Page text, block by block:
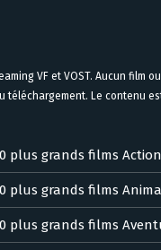
VF et VOST. Aucun film
Le contenu
plus grands films Action
plus grands films
plus grands films